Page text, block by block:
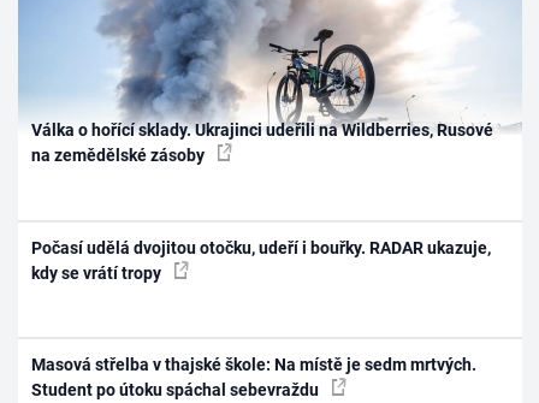
Válka o hořící sklady. Ukrajinci udeřili na Wildberries, Rusové
na zemědělské zásoby
Počasí udělá dvojitou otočku, udeří i bouřky. RADAR ukazuje,
kdy se vrátí tropy
Masová střelba v thajské škole: Na místě je sedm mrtvých.
Student po útoku spáchal sebevraždu